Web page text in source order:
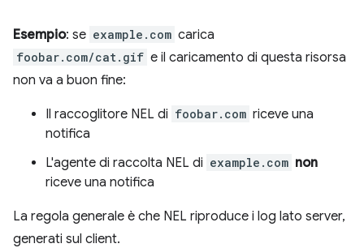
Esempio: se example.com carica
foobar.com/cat.gif e il caricamento di questa risorsa
non va a buon fine:
Il raccoglitore NEL di foobar.com riceve una
notifica
L'agente di raccolta NEL di example.com non
riceve una notifica
La regola generale è che NEL riproduce i log lato server,
generati sul client.